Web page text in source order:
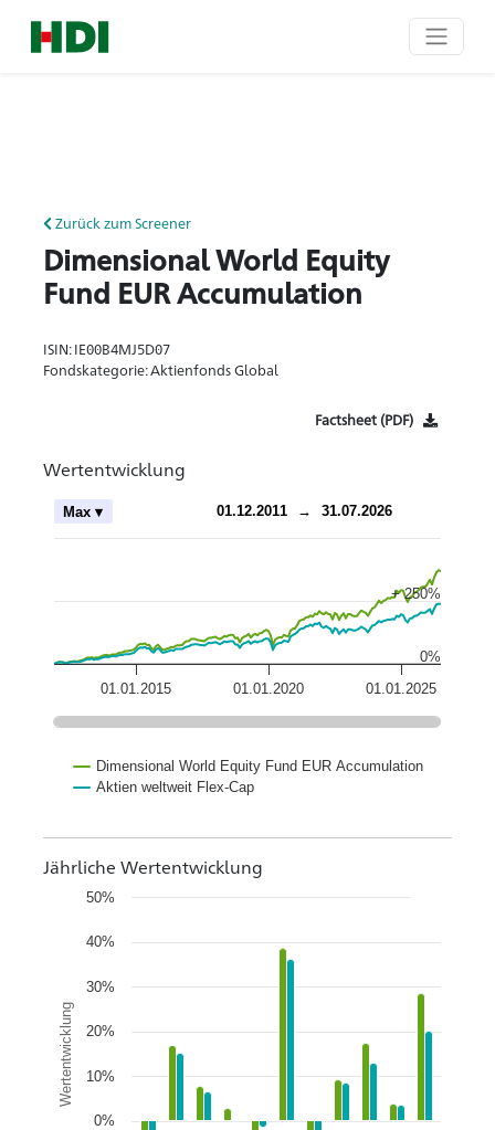
Zurück zum Screener
Dimensional World Equity
Fund EUR Accumulation
ISIN: IE00B4MJ5D07
Fondskategorie: Aktienfonds Global
Factsheet (PDF)
Wertentwicklung
01.12.2011 → 31.07.2026
Max ▾
Dimensional World Equity Fund EUR Accumulation
Aktien weltweit Flex-Cap
01.01.2015 01.01.2020 01.01.2025
0%
+ 250%
Jährliche Wertentwicklung
Wertentwicklung
0%
10%
20%
30%
40%
50%